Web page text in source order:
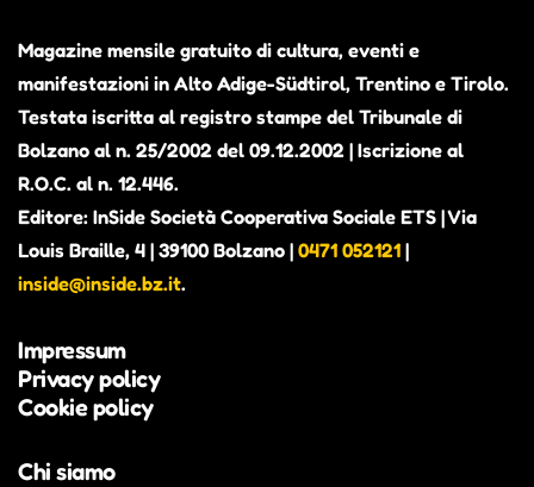
Magazine mensile gratuito di cultura, eventi e
manifestazioni in Alto Adige-Südtirol, Trentino e Tirolo.
Testata iscritta al registro stampe del Tribunale di
Bolzano al n. 25/2002 del 09.12.2002 | Iscrizione al
R.O.C. al n. 12.446.
Editore: InSide Società Cooperativa Sociale ETS | Via
Louis Braille, 4 | 39100 Bolzano | 0471 052121 |
inside@inside.bz.it.
Impressum
Privacy policy
Cookie policy
Chi siamo